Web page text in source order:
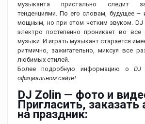
музыканта пристально следит
тенденциями. По его словам, будущее –
мощным, но при этом четким звуком. DJ
электро постепенно проникает во
музыки. И играть музыкант старается
ритмично, зажигательно, миксуя все
любимых стилей.
Более подробную информацию оDJ
официальном сайте!
DJ Zolin — фото и
Пригласить, заказать
на праздник: